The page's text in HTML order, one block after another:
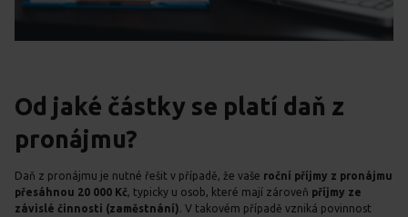
Od jaké částky se platí daň z
pronájmu?
Daň z pronájmu je nutné řešit v případě, že vaše roční příjmy z pronájmu
přesáhnou 20 000 Kč, typicky u osob, které mají zároveň příjmy ze
závislé činnosti (zaměstnání). V takovém případě vzniká povinnost